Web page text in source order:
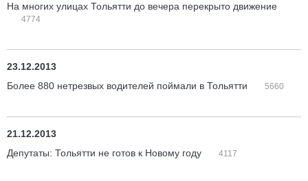
На многих улицах Тольятти до вечера перекрыто движение
4774
23.12.2013
Более 880 нетрезвых водителей поймали в Тольятти
5660
21.12.2013
Депутаты: Тольятти не готов к Новому году
4117